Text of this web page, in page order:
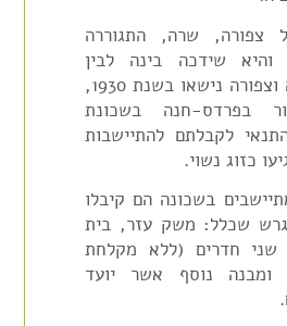
צפורה, שרה, התגוררה
והיא שידכה בינה לבין
משה. משה וצפורה נישאו בשנת 1930,
בפרדס-חנה בשכונת
לקבלתם להתיישבות
כזוג נשוי.
בשכונה הם קיבלו
שכלל: משק עזר, בית
שני חדרים (ללא מקלחת
ומבנה נוסף אשר יועד